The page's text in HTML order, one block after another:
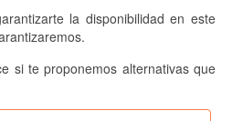
la disponibilidad en este
si te proponemos alternativas que